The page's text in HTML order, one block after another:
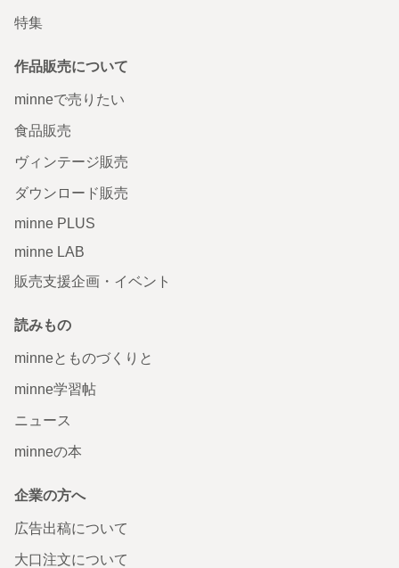
特集
作品販売について
minneで売りたい
食品販売
ヴィンテージ販売
ダウンロード販売
minne PLUS
minne LAB
販売支援企画・イベント
読みもの
minneとものづくりと
minne学習帖
ニュース
minneの本
企業の方へ
広告出稿について
大口注文について